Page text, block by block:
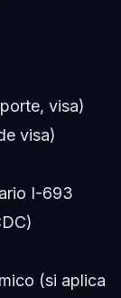
visa)
visa)
I-693
(si aplica